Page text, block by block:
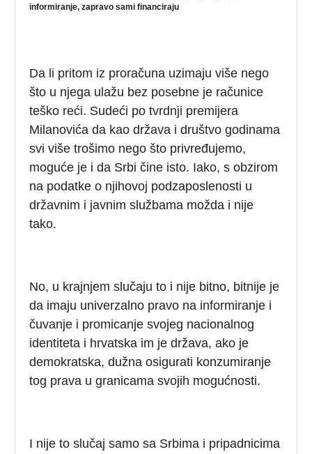
informiranje, zapravo sami financiraju
Da li pritom iz proračuna uzimaju više nego
što u njega ulažu bez posebne je računice
teško reći. Sudeći po tvrdnji premijera
Milanovića da kao država i društvo godinama
svi više trošimo nego što privređujemo,
moguće je i da Srbi čine isto. Iako, s obzirom
na podatke o njihovoj podzaposlenosti u
državnim i javnim službama možda i nije
tako.
No, u krajnjem slučaju to i nije bitno, bitnije je
da imaju univerzalno pravo na informiranje i
čuvanje i promicanje svojeg nacionalnog
identiteta i hrvatska im je država, ako je
demokratska, dužna osigurati konzumiranje
tog prava u granicama svojih mogućnosti.
I nije to slučaj samo sa Srbima i pripadnicima